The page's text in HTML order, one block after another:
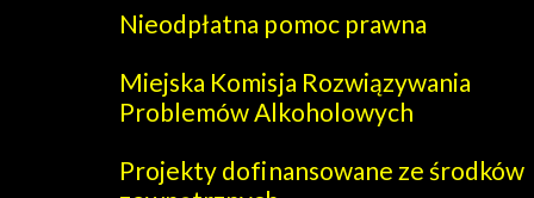
Nieodpłatna pomoc prawna
Miejska Komisja Rozwiązywania
Problemów Alkoholowych
Projekty dofinansowane ze środków